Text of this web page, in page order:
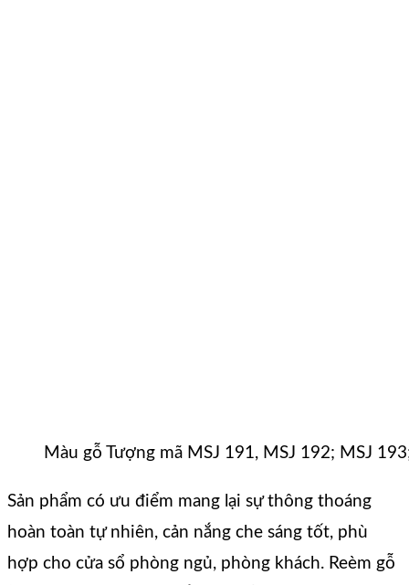
Màu gỗ Tượng mã MSJ 191, MSJ 192; MSJ
Sản phẩm có ưu điểm mang lại sự thông thoáng
hoàn toàn tự nhiên, cản nắng che sáng tốt, phù
hợp cho cửa sổ phòng ngủ, phòng khách. Reèm gỗ